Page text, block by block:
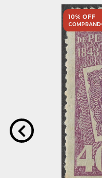
Pix
juros
10% OFF